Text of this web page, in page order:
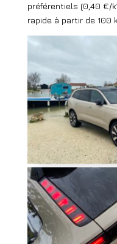
préférentiels (0,40 €/
rapide à partir de 100